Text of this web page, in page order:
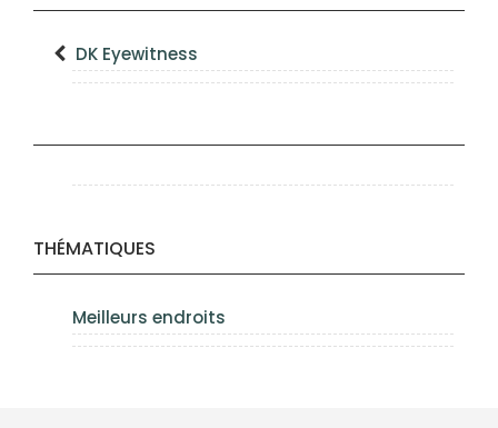
DK Eyewitness
THÉMATIQUES
Meilleurs endroits